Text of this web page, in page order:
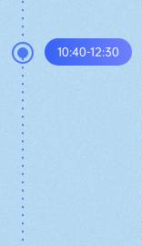
10:40-12:30